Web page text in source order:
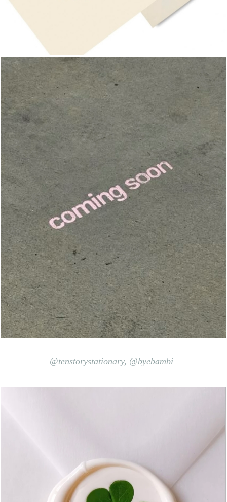
@tenstorystationary, @byebambi_